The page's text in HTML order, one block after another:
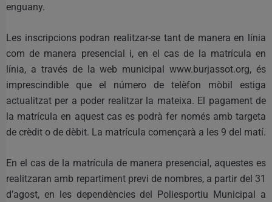
enguany.
Les inscripcions podran realitzar-se tant de manera en línia
com de manera presencial i, en el cas de la matrícula en
línia, a través de la web municipal www.burjassot.org, és
imprescindible que el número de telèfon mòbil estiga
actualitzat per a poder realitzar la mateixa. El pagament de
la matrícula en aquest cas es podrà fer només amb targeta
de crèdit o de dèbit. La matrícula començarà a les 9 del matí.
En el cas de la matrícula de manera presencial, aquestes es
realitzaran amb repartiment previ de nombres, a partir del 31
d’agost, en les dependències del Poliesportiu Municipal a